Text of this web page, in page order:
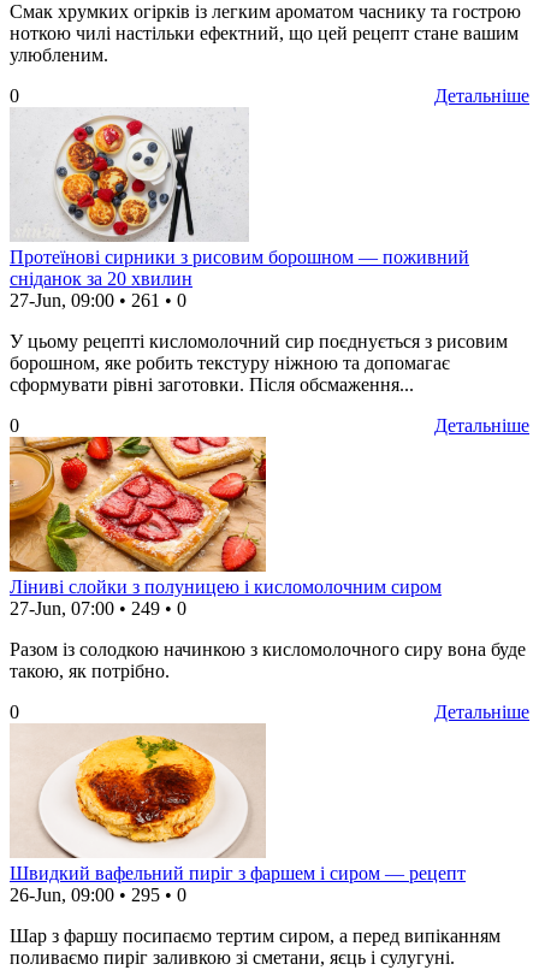
Смак хрумких огірків із легким ароматом часнику та гострою
ноткою чилі настільки ефектний, що цей рецепт стане вашим
улюбленим.
Детальніше
0
Протеїнові сирники з рисовим борошном — поживний
сніданок за 20 хвилин
27-Jun, 09:00 • 261 • 0
У цьому рецепті кисломолочний сир поєднується з рисовим
борошном, яке робить текстуру ніжною та допомагає
сформувати рівні заготовки. Після обсмаження...
Детальніше
0
Ліниві слойки з полуницею і кисломолочним сиром
27-Jun, 07:00 • 249 • 0
Разом із солодкою начинкою з кисломолочного сиру вона буде
такою, як потрібно.
Детальніше
0
Швидкий вафельний пиріг з фаршем і сиром — рецепт
26-Jun, 09:00 • 295 • 0
Шар з фаршу посипаємо тертим сиром, а перед випіканням
поливаємо пиріг заливкою зі сметани, яєць і сулугуні.